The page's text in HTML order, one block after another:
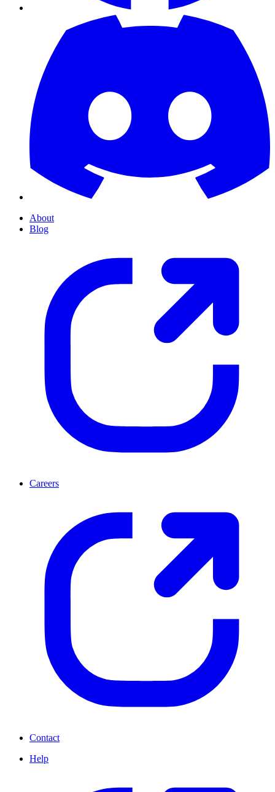
About
Blog
Careers
Contact
Help